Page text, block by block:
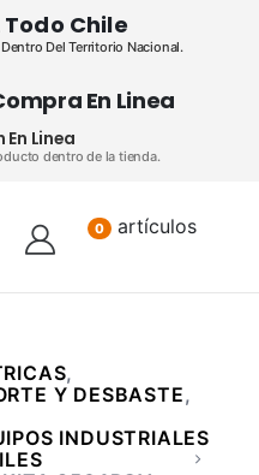
Chile
Del Territorio Nacional.
En Linea
Linea
dentro de la tienda.
0 artículos
,
Y DESBASTE,
INDUSTRIALES